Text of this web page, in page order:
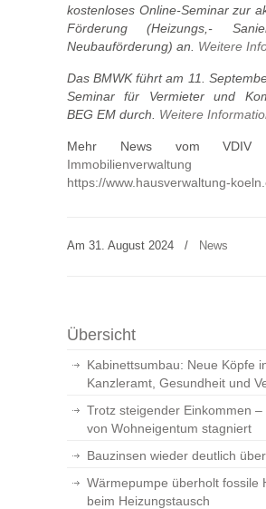
kostenloses Online-Seminar zur
Förderung (Heizungs,-
Neubauförderung) an. Weitere
Das BMWK führt am 11.
Seminar für Vermieter und
BEG EM durch. Weitere
Mehr News vom
Immobilienverwaltung
https://www.hausverwaltung-
Am 31. August 2024 / News
Übersicht
Kabinettsumbau: Neue Köpfe
Kanzleramt, Gesundheit und
Trotz steigender Einkommen
von Wohneigentum stagniert
Bauzinsen wieder deutlich
Wärmepumpe überholt fossile
beim Heizungstausch